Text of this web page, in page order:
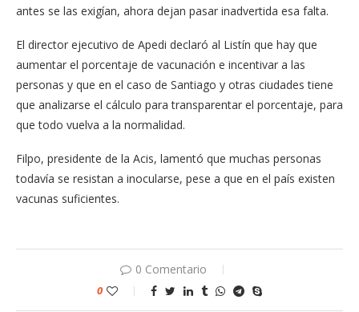
antes se las exigían, ahora dejan pasar inadvertida esa falta.
El director ejecutivo de Apedi declaró al Listín que hay que
aumentar el porcentaje de vacunación e incentivar a las
personas y que en el caso de Santiago y otras ciudades tiene
que analizarse el cálculo para transparentar el porcentaje, para
que todo vuelva a la normalidad.
Filpo, presidente de la Acis, lamentó que muchas personas
todavía se resistan a inocularse, pese a que en el país existen
vacunas suficientes.
0 Comentario
0